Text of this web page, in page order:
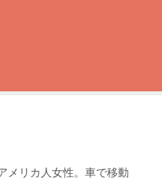
メリカ人女性。車で移動